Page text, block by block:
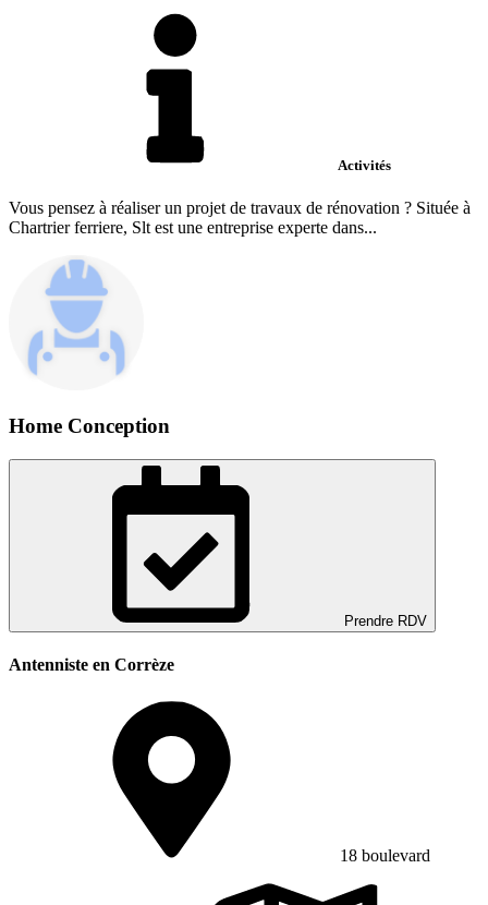
Activités
Vous pensez à réaliser un projet de travaux de rénovation ? Située à
Chartrier ferriere, Slt est une entreprise experte dans...
Home Conception
Prendre RDV
Antenniste en Corrèze
18 boulevard